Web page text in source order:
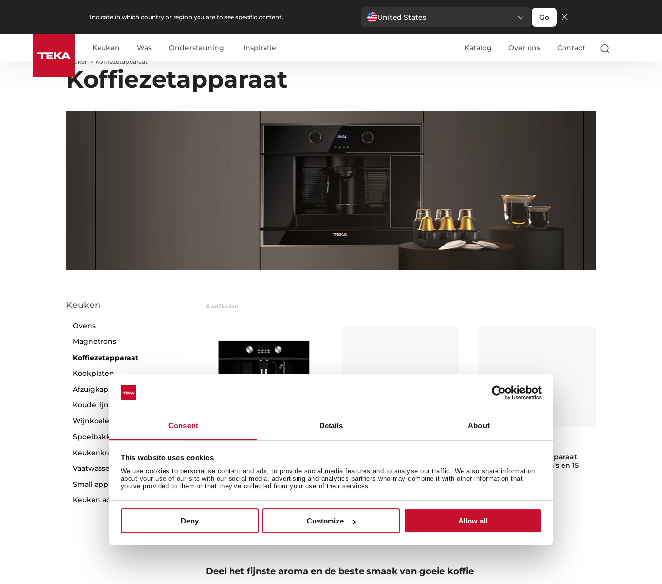
Consent Details About
This website uses cookies
We use cookies to personalise content and ads, to provide social media features and to analyse our traffic. We also share information
about your use of our site with our social media, advertising and analytics partners who may combine it with other information that
you’ve provided to them or that they’ve collected from your use of their services.
Deny Customize Allow all
Indicate in which country or region you are to see specific content. United States Go
Keuken Was Ondersteuning Inspiratie Katalog Over ons Contact
Keuken > Koffiezetapparaat
Koffiezetapparaat
Keuken
Ovens
Magnetrons
Koffiezetapparaat
Kookplaten
Afzuigkappen
Koude lijn
Wijnkoelers
Spoelbakken
Keukenkranen
Vaatwassers
Small appliances
Keuken accessoires
3 artikelen
CLC 855 GM
Inbouw koffiezetapparaat
bar druk
CLC 855 GM
bar druk
CLC 855 GM
Inbouw koffiezetapparaat
met 30 programma's en 15
bar druk
Deel het fijnste aroma en de beste smaak van goeie koffie